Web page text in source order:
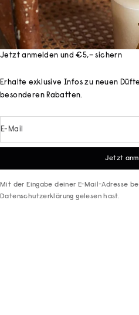
Jetzt anmelden und €5,– sichern
Erhalte exklusive Infos zu neuen
besonderen Rabatten.
E-Mail
Jetzt
Mit der Eingabe deiner E-Mail-Adresse
Datenschutzerklärung gelesen hast.